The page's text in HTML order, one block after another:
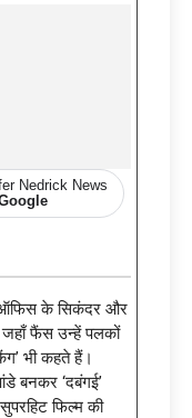
Nedrick News
ऑफिस के सिकंदर और
फैंस उन्हें पलकों
भी कहते हैं।
बनकर ‘दबंगई’
फिल्म की